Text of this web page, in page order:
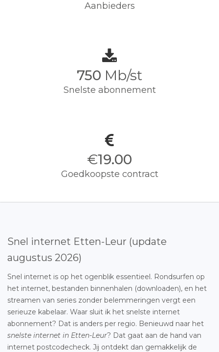
Aanbieders
750 Mb/st
Snelste abonnement
€19.00
Goedkoopste contract
Snel internet Etten-Leur (update
augustus 2026)
Snel internet is op het ogenblik essentieel. Rondsurfen op
het internet, bestanden binnenhalen (downloaden), en het
streamen van series zonder belemmeringen vergt een
serieuze kabelaar. Waar sluit ik het snelste internet
abonnement? Dat is anders per regio. Benieuwd naar het
snelste internet in Etten-Leur? Dat gaat aan de hand van
internet postcodecheck. Jij ontdekt dan gemakkelijk de